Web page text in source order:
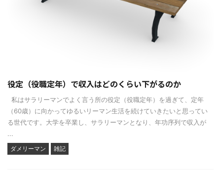
役定（役職定年）で収入はどのくらい下がるのか
私はサラリーマンでよく言う所の役定（役職定年）を過ぎて、定年
（60歳）に向かってゆるいリーマン生活を続けていきたいと思ってい
る世代です。大学を卒業し、サラリーマンとなり、年功序列で収入が
...
ダメリーマン 雑記